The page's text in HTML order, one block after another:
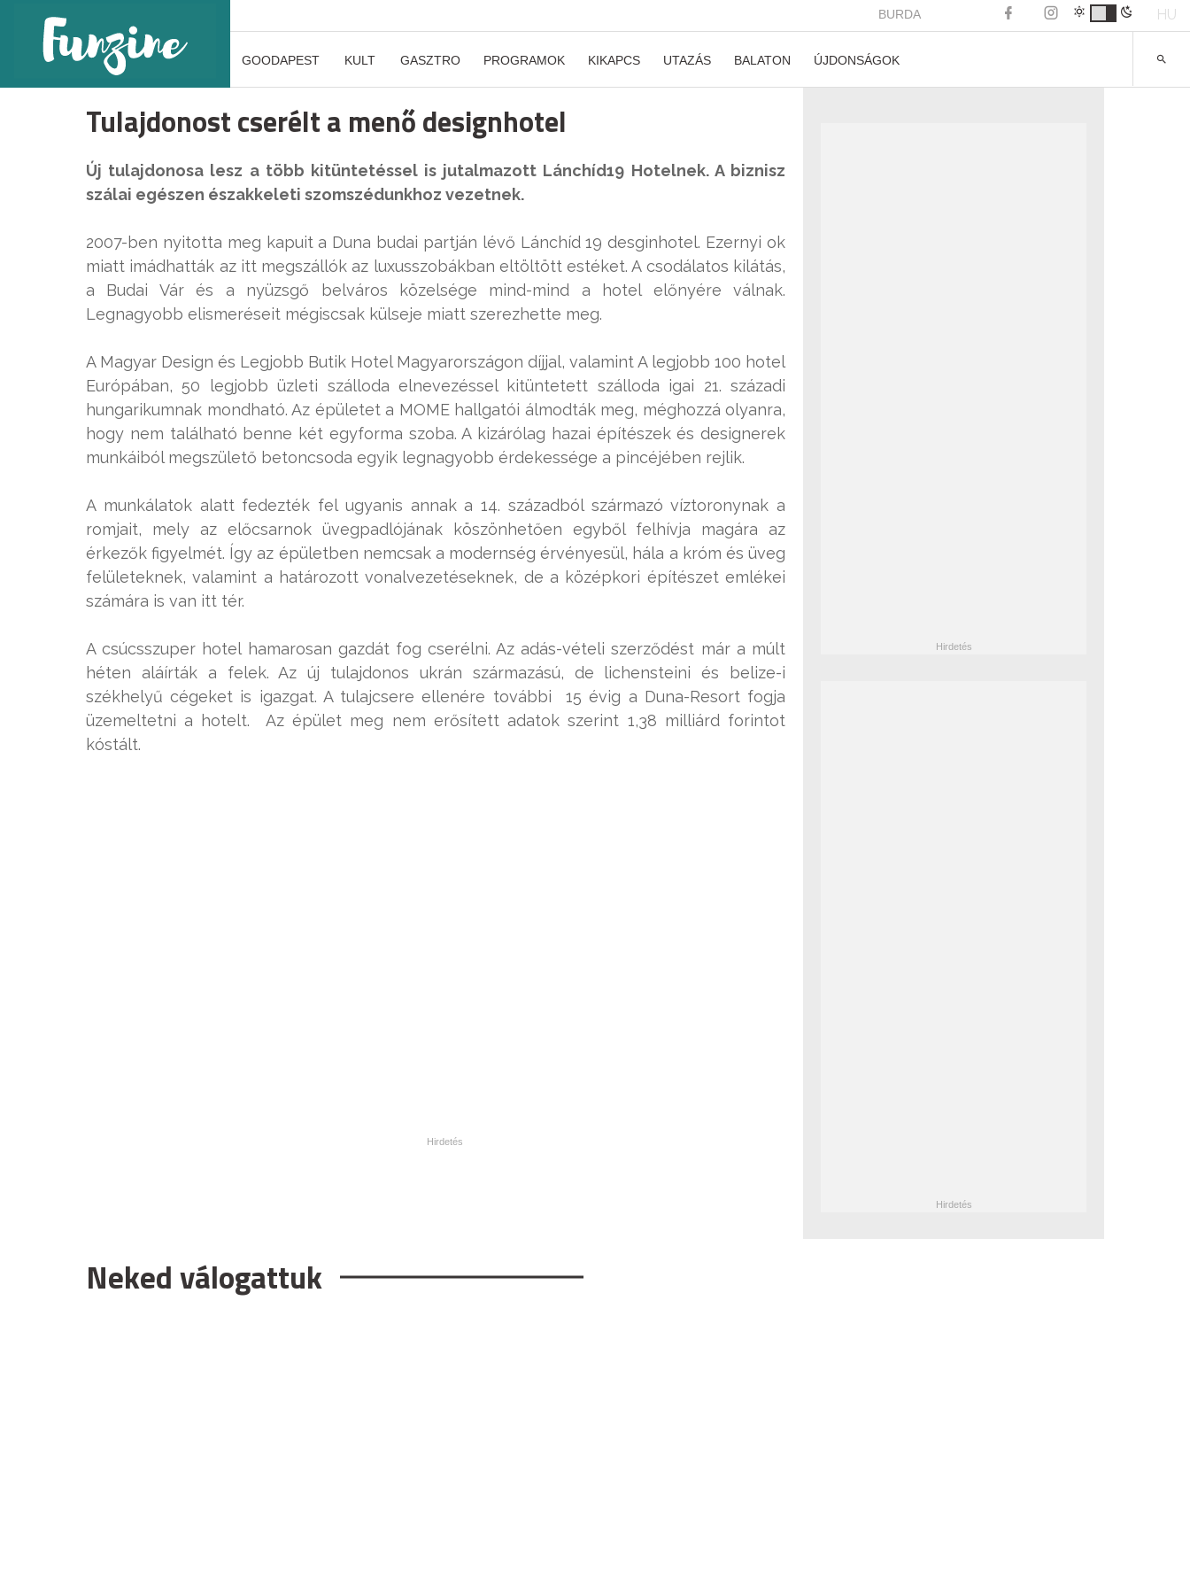
BURDA HU
GOODAPEST KULT GASZTRO PROGRAMOK KIKAPCS UTAZÁS BALATON ÚJDONSÁGOK
Tulajdonost cserélt a menő designhotel
Új tulajdonosa lesz a több kitüntetéssel is jutalmazott Lánchíd19 Hotelnek. A biznisz
szálai egészen északkeleti szomszédunkhoz vezetnek.
2007-ben nyitotta meg kapuit a Duna budai partján lévő Lánchíd 19 desginhotel. Ezernyi ok
miatt imádhatták az itt megszállók az luxusszobákban eltöltött estéket. A csodálatos kilátás,
a Budai Vár és a nyüzsgő belváros közelsége mind-mind a hotel előnyére válnak.
Legnagyobb elismeréseit mégiscsak külseje miatt szerezhette meg.
A Magyar Design és Legjobb Butik Hotel Magyarországon díjjal, valamint A legjobb 100 hotel
Európában, 50 legjobb üzleti szálloda elnevezéssel kitüntetett szálloda igai 21. századi
hungarikumnak mondható. Az épületet a MOME hallgatói álmodták meg, méghozzá olyanra,
hogy nem található benne két egyforma szoba. A kizárólag hazai építészek és designerek
munkáiból megszülető betoncsoda egyik legnagyobb érdekessége a pincéjében rejlik.
A munkálatok alatt fedezték fel ugyanis annak a 14. századból származó víztoronynak a
romjait, mely az előcsarnok üvegpadlójának köszönhetően egyből felhívja magára az
érkezők figyelmét. Így az épületben nemcsak a modernség érvényesül, hála a króm és üveg
felületeknek, valamint a határozott vonalvezetéseknek, de a középkori építészet emlékei
számára is van itt tér.
A csúcsszuper hotel hamarosan gazdát fog cserélni. Az adás-vételi szerződést már a múlt
héten aláírták a felek. Az új tulajdonos ukrán származású, de lichensteini és belize-i
székhelyű cégeket is igazgat. A tulajcsere ellenére további 15 évig a Duna-Resort fogja
üzemeltetni a hotelt. Az épület meg nem erősített adatok szerint 1,38 milliárd forintot
kóstált.
Neked válogattuk